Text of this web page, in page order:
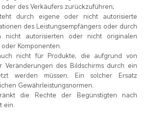
des Verkäufers zurückzuführen;
durch eigene oder nicht autorisierte
des Leistungsempfängers oder durch
nicht autorisierten oder nicht originalen
Komponenten.
nicht für Produkte, die aufgrund von
Veränderungen des Bildschirms durch ein
werden müssen. Ein solcher Ersatz
Gewährleistungsnormen.
die Rechte der Begünstigten nach
ein.